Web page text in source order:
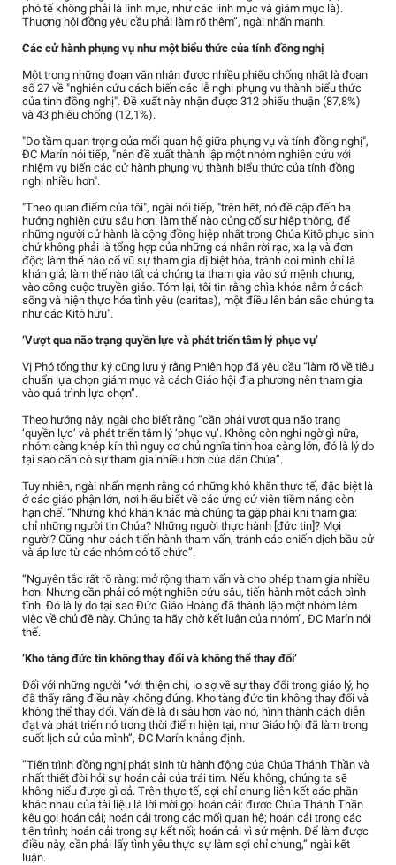
phó tế không phải là linh mục, như các linh mục và giám mục là).
Thượng hội đồng yêu cầu phải làm rõ thêm”, ngài nhấn mạnh.
Các cử hành phụng vụ như một biểu thức của tính đồng nghị
Một trong những đoạn văn nhận được nhiều phiếu chống nhất là đoạn
số 27 về "nghiên cứu cách biến các lễ nghi phụng vụ thành biểu thức
của tính đồng nghị". Đề xuất này nhận được 312 phiếu thuận (87,8%)
và 43 phiếu chống (12,1%).
"Do tầm quan trọng của mối quan hệ giữa phụng vụ và tính đồng nghị",
ĐC Marín nói tiếp, "nên đề xuất thành lập một nhóm nghiên cứu với
nhiệm vụ biến các cử hành phụng vụ thành biểu thức của tính đồng
nghị nhiều hơn".
"Theo quan điểm của tôi", ngài nói tiếp, "trên hết, nó đề cập đến ba
hướng nghiên cứu sâu hơn: làm thế nào củng cố sự hiệp thông, để
những người cử hành là cộng đồng hiệp nhất trong Chúa Kitô phục sinh
chứ không phải là tổng hợp của những cá nhân rời rạc, xa lạ và đơn
độc; làm thế nào cổ vũ sự tham gia dị biệt hóa, tránh coi mình chỉ là
khán giả; làm thế nào tất cả chúng ta tham gia vào sứ mệnh chung,
vào công cuộc truyền giáo. Tóm lại, tôi tin rằng chìa khóa nằm ở cách
sống và hiện thực hóa tình yêu (caritas), một điều lên bản sắc chúng ta
như các Kitô hữu".
‘Vượt qua não trạng quyền lực và phát triển tâm lý phục vụ’
Vị Phó tổng thư ký cũng lưu ý rằng Phiên họp đã yêu cầu “làm rõ về tiêu
chuẩn lựa chọn giám mục và cách Giáo hội địa phương nên tham gia
vào quá trình lựa chọn”.
Theo hướng này, ngài cho biết rằng “cần phải vượt qua não trạng
‘quyền lực’ và phát triển tâm lý ‘phục vụ’. Không còn nghi ngờ gì nữa,
nhóm càng khép kín thì nguy cơ chủ nghĩa tinh hoa càng lớn, đó là lý do
tại sao cần có sự tham gia nhiều hơn của dân Chúa”.
Tuy nhiên, ngài nhấn mạnh rằng có những khó khăn thực tế, đặc biệt là
ở các giáo phận lớn, nơi hiểu biết về các ứng cử viên tiềm năng còn
hạn chế. “Những khó khăn khác mà chúng ta gặp phải khi tham gia:
chỉ những người tin Chúa? Những người thực hành [đức tin]? Mọi
người? Cũng như cách tiến hành tham vấn, tránh các chiến dịch bầu cử
và áp lực từ các nhóm có tổ chức”.
“Nguyên tắc rất rõ ràng: mở rộng tham vấn và cho phép tham gia nhiều
hơn. Nhưng cần phải có một nghiên cứu sâu, tiến hành một cách bình
tĩnh. Đó là lý do tại sao Đức Giáo Hoàng đã thành lập một nhóm làm
việc về chủ đề này. Chúng ta hãy chờ kết luận của nhóm”, ĐC Marín nói
thế.
‘Kho tàng đức tin không thay đổi và không thể thay đổi’
Đối với những người “với thiện chí, lo sợ về sự thay đổi trong giáo lý, họ
đã thấy rằng điều này không đúng. Kho tàng đức tin không thay đổi và
không thể thay đổi. Vấn đề là đi sâu hơn vào nó, hình thành cách diễn
đạt và phát triển nó trong thời điểm hiện tại, như Giáo hội đã làm trong
suốt lịch sử của mình”, ĐC Marín khẳng định.
“Tiến trình đồng nghị phát sinh từ hành động của Chúa Thánh Thần và
nhất thiết đòi hỏi sự hoán cải của trái tim. Nếu không, chúng ta sẽ
không hiểu được gì cả. Trên thực tế, sợi chỉ chung liên kết các phần
khác nhau của tài liệu là lời mời gọi hoán cải: được Chúa Thánh Thần
kêu gọi hoán cải; hoán cải trong các mối quan hệ; hoán cải trong các
tiến trình; hoán cải trong sự kết nối; hoán cải vì sứ mệnh. Để làm được
điều này, cần phải lấy tình yêu thực sự làm sợi chỉ chung,” ngài kết
luận.